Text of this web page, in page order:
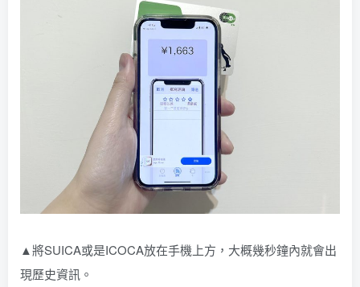
▲將SUICA或是ICOCA放在手機上方，大概幾秒鐘內就會出
現歷史資訊。